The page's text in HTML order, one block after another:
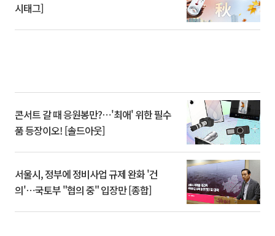
시태그]
콘서트 갈 때 응원봉만?⋯'최애' 위한 필수
품 등장이오! [솔드아웃]
서울시, 정부에 정비사업 규제 완화 '건
의'⋯국토부 "협의 중" 입장만 [종합]